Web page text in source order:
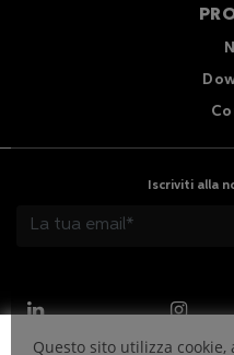
Iscriviti alla
Questo sito utilizza